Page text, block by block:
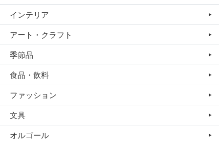
インテリア
アート・クラフト
季節品
食品・飲料
ファッション
文具
オルゴール